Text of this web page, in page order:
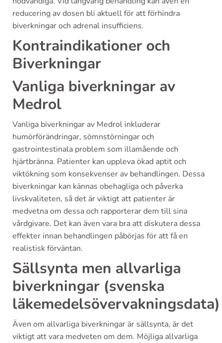
reducering av dosen bli aktuell för att förhindra
biverkningar och adrenal insufficiens.
Kontraindikationer och
Biverkningar
Vanliga biverkningar av
Medrol
Vanliga biverkningar av Medrol inkluderar
humörförändringar, sömnstörningar och
gastrointestinala problem som illamående och
hjärtbränna. Patienter kan uppleva ökad aptit och
viktökning som konsekvenser av behandlingen. Dessa
biverkningar kan kännas obehagliga och påverka
livskvaliteten, så det är viktigt att patienter är
medvetna om dessa och rapporterar dem till sina
vårdgivare. Det kan även vara bra att diskutera dessa
effekter innan behandlingen påbörjas för att få en
realistisk förväntan.
Sällsynta men allvarliga
biverkningar (svenska
läkemedelsövervakningsdata)
Även om allvarliga biverkningar är sällsynta, är det
viktigt att vara medveten om dem. Möjliga allvarliga